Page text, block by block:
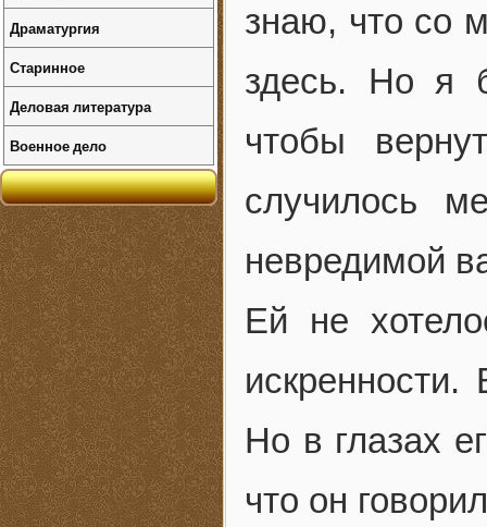
знаю, что со
здесь. Но я
чтобы
случилось
невредимой
Ей не
Но в глазах
что он
Драматургия
Старинное
Деловая литература
Военное дело